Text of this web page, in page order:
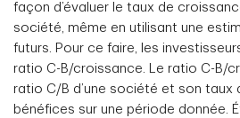
façon d’évaluer le taux de
société, même en utilisant une
futurs. Pour ce faire, les
ratio C-B/croissance. Le ratio C-B/
ratio C/B d’une société et son taux
bénéfices sur une période donnée.